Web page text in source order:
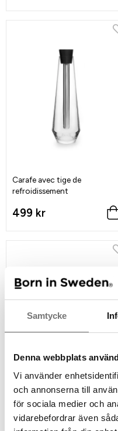
Samtycke
Denna webbplats
Vi använder
och annonserna till
för sociala medier och
vidarebefordrar även
Carafe avec tige de
refroidissement
499 kr
Couverts à salade / de service
399 kr